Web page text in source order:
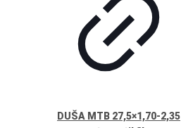
DUŠA MTB 27,5×1,70-2,35